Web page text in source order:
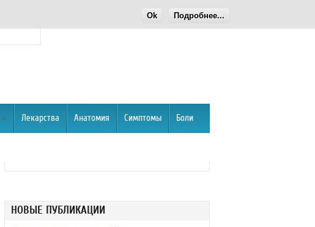
Ok Подробнее...
Лекарства Анатомия Симптомы Боли
НОВЫЕ ПУБЛИКАЦИИ